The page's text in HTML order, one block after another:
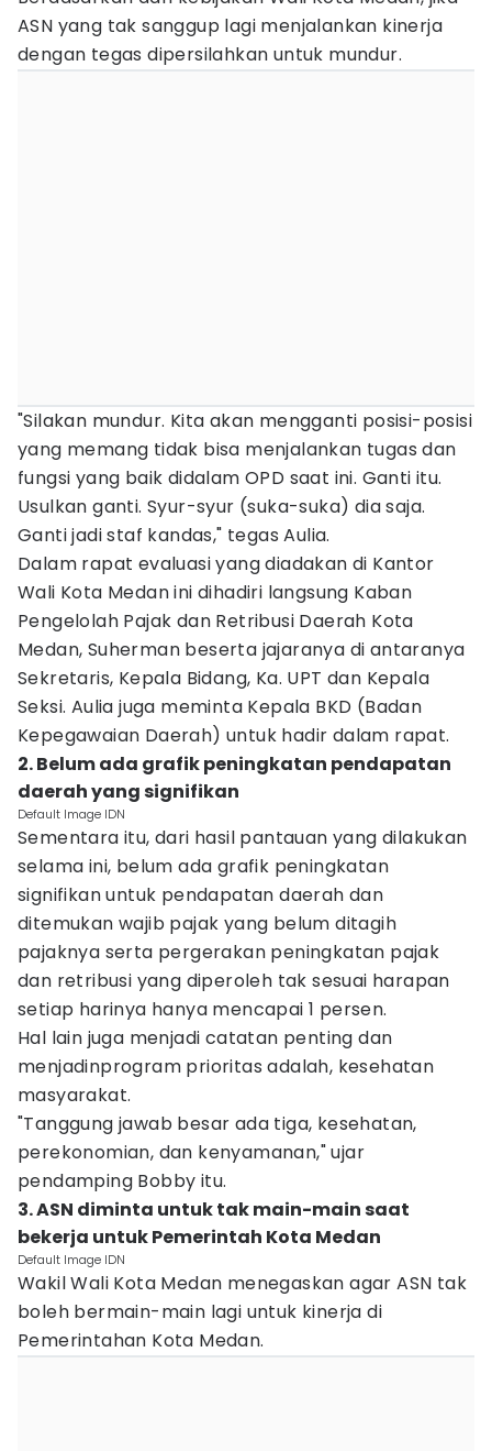
ASN yang tak sanggup lagi menjalankan kinerja
dengan tegas dipersilahkan untuk mundur.
"Silakan mundur. Kita akan mengganti posisi-posisi
yang memang tidak bisa menjalankan tugas dan
fungsi yang baik didalam OPD saat ini. Ganti itu.
Usulkan ganti. Syur-syur (suka-suka) dia saja.
Ganti jadi staf kandas," tegas Aulia.
Dalam rapat evaluasi yang diadakan di Kantor
Wali Kota Medan ini dihadiri langsung Kaban
Pengelolah Pajak dan Retribusi Daerah Kota
Medan, Suherman beserta jajaranya di antaranya
Sekretaris, Kepala Bidang, Ka. UPT dan Kepala
Seksi. Aulia juga meminta Kepala BKD (Badan
Kepegawaian Daerah) untuk hadir dalam rapat.
2. Belum ada grafik peningkatan pendapatan
daerah yang signifikan
Default Image IDN
Sementara itu, dari hasil pantauan yang dilakukan
selama ini, belum ada grafik peningkatan
signifikan untuk pendapatan daerah dan
ditemukan wajib pajak yang belum ditagih
pajaknya serta pergerakan peningkatan pajak
dan retribusi yang diperoleh tak sesuai harapan
setiap harinya hanya mencapai 1 persen.
Hal lain juga menjadi catatan penting dan
menjadinprogram prioritas adalah, kesehatan
masyarakat.
"Tanggung jawab besar ada tiga, kesehatan,
perekonomian, dan kenyamanan," ujar
pendamping Bobby itu.
3. ASN diminta untuk tak main-main saat
bekerja untuk Pemerintah Kota Medan
Default Image IDN
Wakil Wali Kota Medan menegaskan agar ASN tak
boleh bermain-main lagi untuk kinerja di
Pemerintahan Kota Medan.